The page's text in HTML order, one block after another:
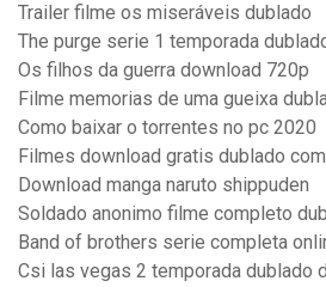
Trailer filme os miseráveis dublado
The purge serie 1 temporada
Os filhos da guerra download 720p
Filme memorias de uma gueixa
Como baixar o torrentes no pc 2020
Filmes download gratis dublado
Download manga naruto shippuden
Soldado anonimo filme completo
Band of brothers serie completa
Csi las vegas 2 temporada dublado